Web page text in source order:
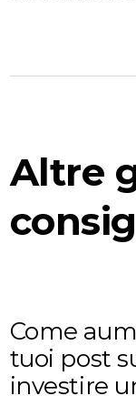
Altre
Come
tuoi post
investire